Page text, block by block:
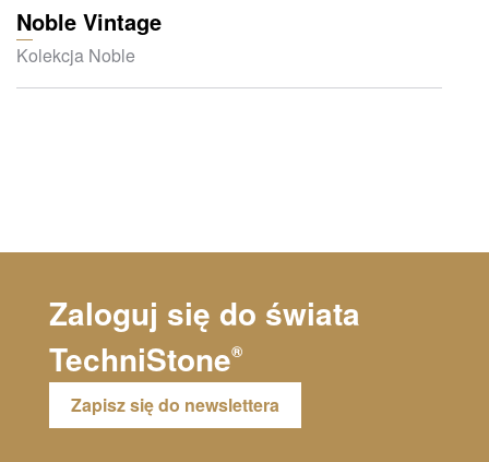
Noble Vintage
Kolekcja Noble
Zaloguj się do świata
TechniStone®
Zapisz się do newslettera